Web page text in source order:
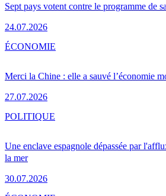
Sept pays votent contre le programme de
24.07.2026
Merci la Chine : elle a sauvé l’économie
27.07.2026
ÉCONOMIE
Une enclave espagnole dépassée par
la mer
30.07.2026
POLITIQUE